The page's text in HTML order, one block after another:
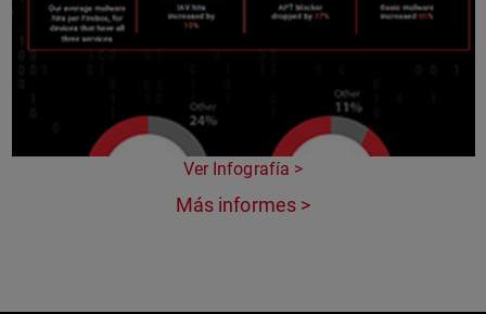
Ver Infografía >
Más informes >